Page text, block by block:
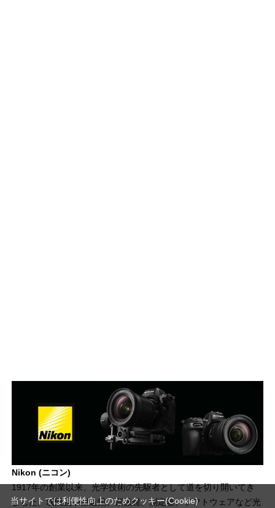
Nikon (ニコン)
1917年の創業以来、光学技術の先駆者として道を切り開いてき
ました。双眼鏡や望遠鏡、顕微鏡、測定器、ソフトウェアなど光
当サイトでは利便性向上のためクッキー(Cookie)